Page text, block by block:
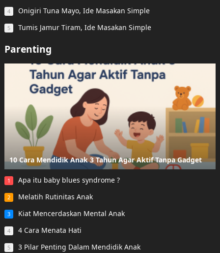
4 Onigiri Tuna Mayo, Ide Masakan Simple
5 Tumis Jamur Tiram, Ide Masakan Simple
Parenting
10 Cara Mendidik Anak 3 Tahun Agar Aktif Tanpa Gadget
1 Apa itu baby blues syndrome ?
2 Melatih Rutinitas Anak
3 Kiat Mencerdaskan Mental Anak
4 4 Cara Menata Hati
5 3 Pilar Penting Dalam Mendidik Anak